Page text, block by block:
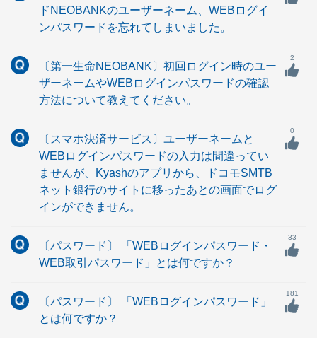
ドNEOBANKのユーザーネーム、WEBログイ
ンパスワードを忘れてしまいました。
〔第一生命NEOBANK〕初回ログイン時のユー
ザーネームやWEBログインパスワードの確認
方法について教えてください。
2
〔スマホ決済サービス〕ユーザーネームと
WEBログインパスワードの入力は間違ってい
ませんが、Kyashのアプリから、ドコモSMTB
ネット銀行のサイトに移ったあとの画面でログ
インができません。
0
〔パスワード〕 「WEBログインパスワード・
WEB取引パスワード」とは何ですか？
33
〔パスワード〕 「WEBログインパスワード」
とは何ですか？
181